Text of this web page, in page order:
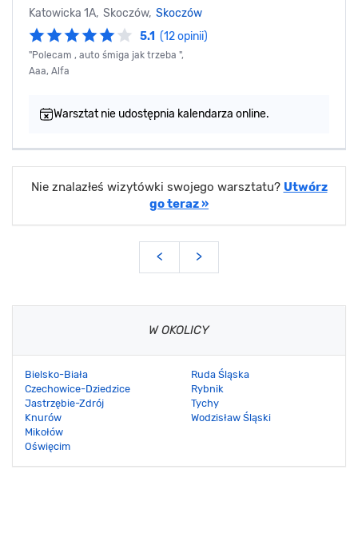
Katowicka 1A, Skoczów, Skoczów
5.1 (12 opinii)
"Polecam , auto śmiga jak trzeba ",
Aaa, Alfa
Warsztat nie udostępnia kalendarza online.
Nie znalazłeś wizytówki swojego warsztatu? Utwórz
go teraz »
< >
W OKOLICY
Bielsko-Biała
Czechowice-Dziedzice
Jastrzębie-Zdrój
Knurów
Mikołów
Oświęcim
Ruda Śląska
Rybnik
Tychy
Wodzisław Śląski